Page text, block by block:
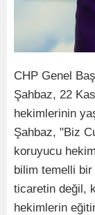
CHP Genel
Şahbaz, 22
hekimlerinin
Şahbaz, "Biz
koruyucu
bilim temelli bir
ticaretin değil,
hekimlerin